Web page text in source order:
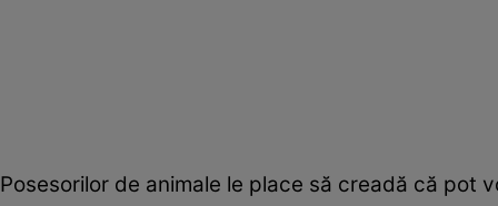
Posesorilor de animale le place să creadă că